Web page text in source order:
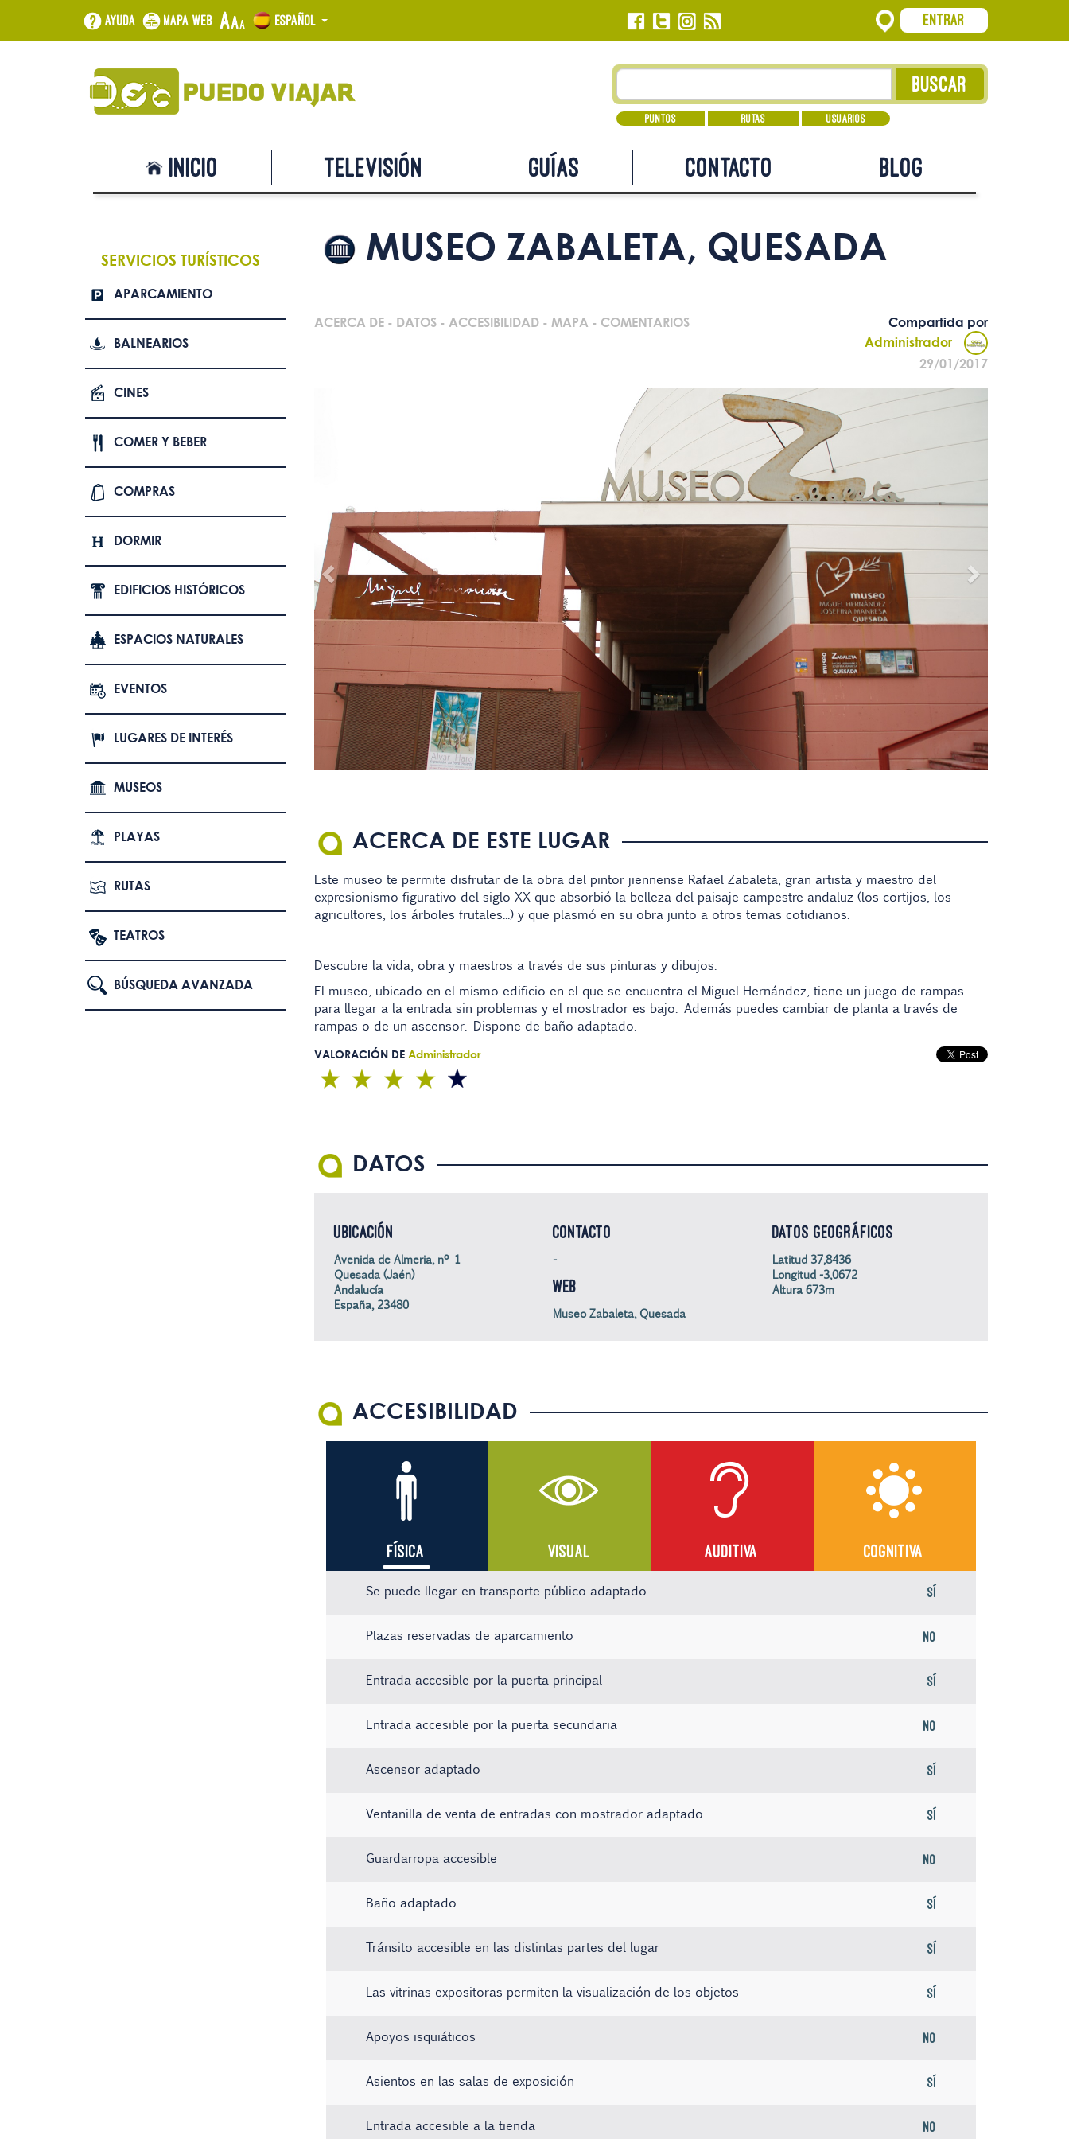
Ayuda Mapa web Español Entrar
Puntos Rutas Usuarios
Inicio Televisión Guías Contacto Blog
SERVICIOS TURÍSTICOS
APARCAMIENTO
BALNEARIOS
CINES
COMER Y BEBER
COMPRAS
DORMIR
EDIFICIOS HISTÓRICOS
ESPACIOS NATURALES
EVENTOS
LUGARES DE INTERÉS
MUSEOS
PLAYAS
RUTAS
TEATROS
BÚSQUEDA AVANZADA
MUSEO ZABALETA, QUESADA
ACERCA DE- DATOS- ACCESIBILIDAD- MAPA - COMENTARIOS
Compartida por
Administrador
29/01/2017
ACERCA DE ESTE LUGAR
Este museo te permite disfrutar de la obra del pintor jiennense Rafael Zabaleta, gran artista y maestro del
expresionismo figurativo del siglo XX que absorbió la belleza del paisaje campestre andaluz (los cortijos, los
agricultores, los árboles frutales...) y que plasmó en su obra junto a otros temas cotidianos.
Descubre la vida, obra y maestros a través de sus pinturas y dibujos.
El museo, ubicado en el mismo edificio en el que se encuentra el Miguel Hernández, tiene un juego de rampas
para llegar a la entrada sin problemas y el mostrador es bajo. Además puedes cambiar de planta a través de
rampas o de un ascensor. Dispone de baño adaptado.
VALORACIÓN DE Administrador
DATOS
UBICACIÓN
Avenida de Almeria, nº 1
Quesada (Jaén)
Andalucía
España, 23480
CONTACTO
-
WEB
Museo Zabaleta, Quesada
DATOS GEOGRÁFICOS
Latitud 37,8436
Longitud -3,0672
Altura 673m
ACCESIBILIDAD
FÍSICA VISUAL AUDITIVA COGNITIVA
Se puede llegar en transporte público adaptado Sí
Plazas reservadas de aparcamiento No
Entrada accesible por la puerta principal Sí
Entrada accesible por la puerta secundaria No
Ascensor adaptado Sí
Ventanilla de venta de entradas con mostrador adaptado Sí
Guardarropa accesible No
Baño adaptado Sí
Tránsito accesible en las distintas partes del lugar Sí
Las vitrinas expositoras permiten la visualización de los objetos Sí
Apoyos isquiáticos No
Asientos en las salas de exposición Sí
Entrada accesible a la tienda No